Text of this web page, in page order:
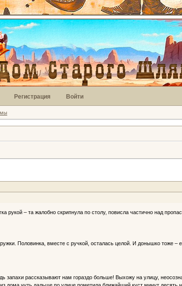
Регистрация Войти
рукой – та жалобно скрипнула по столу, повисла частично над
Половинка, вместе с ручкой, осталась целой. И донышко тоже –
запахи рассказывают нам гораздо больше! Выхожу на улицу,
дома чуть дальше по улице пометила ближайший куст минут десять